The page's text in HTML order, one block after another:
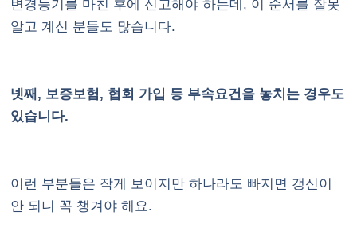
변경등기를 마친 후에 신고해야 하는데, 이 순서를 잘못
알고 계신 분들도 많습니다.
넷째, 보증보험, 협회 가입 등 부속요건을 놓치는 경우도
있습니다.
이런 부분들은 작게 보이지만 하나라도 빠지면 갱신이
안 되니 꼭 챙겨야 해요.